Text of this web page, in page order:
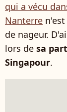
qui a vécu
Nanterre
de nageur.
lors de sa
Singapour.